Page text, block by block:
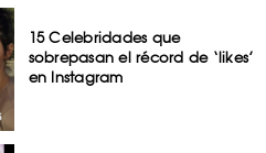
15 Celebridades que
sobrepasan el récord de ‘likes’
en Instagram